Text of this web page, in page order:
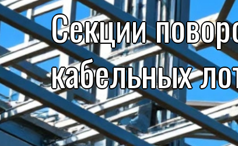
Секции
кабельных